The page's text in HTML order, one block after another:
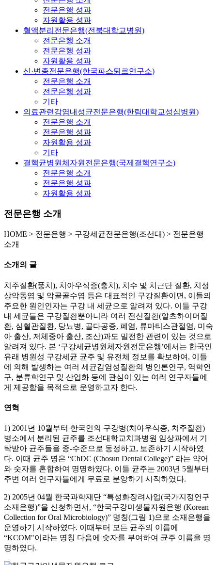
전문은행 성과
자원활용 성과
혈액분리전문은행(전북대학교병원)
전문은행 소개
전문은행 성과
자원활용 성과
신·변종전문은행(한국파스퇴르연구소)
전문은행 소개
전문은행 성과
기타
의료관련감염내성균전문은행(한림대학교성심병원)
전문은행 소개
전문은행 성과
자원활용 성과
기타
결핵균병원체자원전문은행(국제결핵연구소)
전문은행 소개
전문은행 성과
자원활용 성과
전문은행 소개
HOME > 전문은행 > 구강세균전문은행(조선대) > 전문은행
소개
소개의 글
치주질환(풍치), 치아우식증(충치), 치수 및 치근단 질환, 치성
상악동염 및 악골골수염 등은 대표적인 구강질환이면, 이들의
주요한 원인인자는 구강 내 세균으로 알려져 있다. 이들 구강
내 세균들은 구강질환뿐아니라 여러 전신질환(알츠하이머질
환, 심혈관질환, 당뇨병, 골다공증, 폐염, 류마티스관절염, 미숙
아 출산, 저체중아 출산, 조산)과도 밀전한 관련이 있는 것으로
알려져 있다. 본 ‘구강세균병원체자원전문은행’에서는 한국인
유래 병원성 구강세균 균주 및 유전체 정보를 확보하여, 이들
에 의해 발생하는 여러 세균감염성질환의 병인론연구, 역학연
구, 분류학연구 및 산업화 등에 관심이 있는 여러 연구자들에
게 제공함을 목적으로 운영하고자 한다.
연혁
1) 2001년 10월부터 한국인의 구강병(치아우식증, 치주질환)
병소에서 분리된 균주를 조선대학교치과병원 임상과에서 기
탁받아 균주들을 종-수준으로 동정하고, 보존하기 시작하였
다. 이때 균주 명은 “ChDC (Chosun Dental College)” 라는 약어
와 숫자를 혼합하여 명명하였다. 이들 균주는 2003년 5월부터
주변 여러 연구자들에게 무료로 분양하기 시작하였다.
2) 2005년 04월 한국과학재단 “특성화장려사업(국가지정연구
소재은행)”을 신청하면서, “한국구강미생물자원은행 (Korean
Collection for Oral Microbiology)” 명칭(그림 1)으로 소재은행을
운영하기 시작하였다. 이때부터 모든 균주의 이름에
“KCOM"이라는 명칭 다음에 숫자를 부여하여 균주 이름을 명
명하였다.